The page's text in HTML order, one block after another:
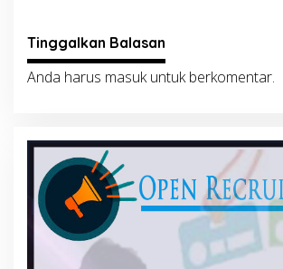
Tinggalkan Balasan
Anda harus masukuntuk berkomentar.